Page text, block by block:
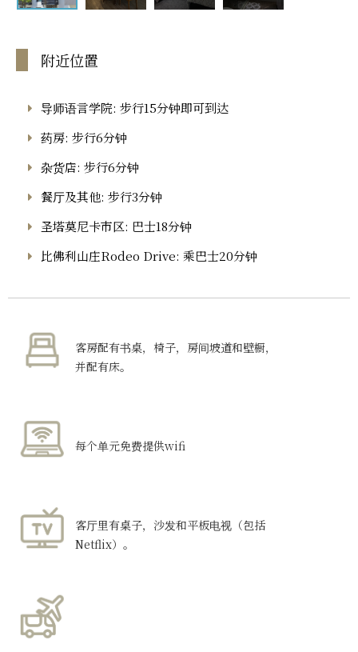
附近位置
导师语言学院: 步行15分钟即可到达
药房: 步行6分钟
杂货店: 步行6分钟
餐厅及其他: 步行3分钟
圣塔莫尼卡市区: 巴士18分钟
比佛利山庄Rodeo Drive: 乘巴士20分钟
客房配有书桌，椅子，房间坡道和壁橱，
并配有床。
每个单元免费提供wifi
客厅里有桌子，沙发和平板电视（包括
Netflix）。